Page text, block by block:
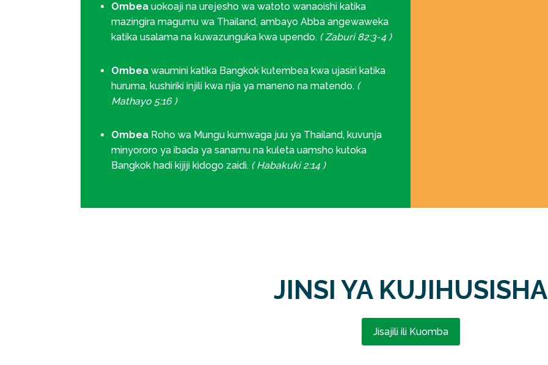
Ombea uokoaji na urejesho wa watoto wanaoishi katika
mazingira magumu wa Thailand, ambayo Abba angewaweka
katika usalama na kuwazunguka kwa upendo. ( Zaburi 82:3-4 )
Ombea waumini katika Bangkok kutembea kwa ujasiri katika
huruma, kushiriki injili kwa njia ya maneno na matendo. (
Mathayo 5:16 )
Ombea Roho wa Mungu kumwaga juu ya Thailand, kuvunja
minyororo ya ibada ya sanamu na kuleta uamsho kutoka
Bangkok hadi kijiji kidogo zaidi. ( Habakuki 2:14 )
JINSI YA KUJIHUSISHA
Jisajili ili Kuomba